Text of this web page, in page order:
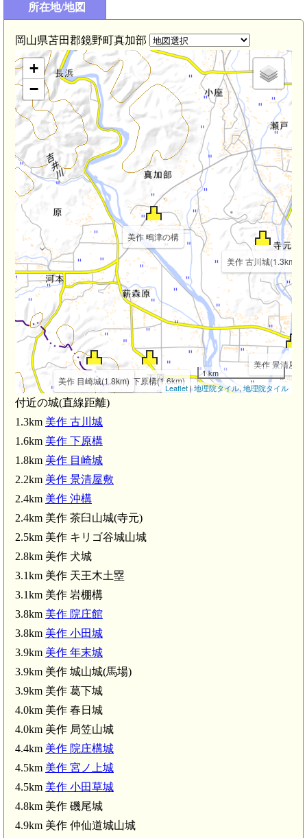
所在地/地図
岡山県苫田郡鏡野町真加部
美作千代駅(3.3km)
美作 鴫津の構
美作 古川城(1.3km)
美作 下原構(1.6km)
美作 目崎城(1.8km)
美作 景清屋
美作 犬城
美作 鍋山城(5.1km)
+
−
1 km
Leaflet|地理院タイル, 地理院タイル
付近の城(直線距離)
1.3km 美作 古川城
1.6km 美作 下原構
1.8km 美作 目崎城
2.2km 美作 景清屋敷
2.4km 美作 沖構
2.4km 美作 茶臼山城(寺元)
2.5km 美作 キリゴ谷城山城
2.8km 美作 犬城
3.1km 美作 天王木土塁
3.1km 美作 岩棚構
3.8km 美作 院庄館
3.8km 美作 小田城
3.9km 美作 年末城
3.9km 美作 城山城(馬場)
3.9km 美作 葛下城
4.0km 美作 春日城
4.0km 美作 局笠山城
4.4km 美作 院庄構城
4.5km 美作 宮ノ上城
4.5km 美作 小田草城
4.8km 美作 磯尾城
4.9km 美作 仲仙道城山城